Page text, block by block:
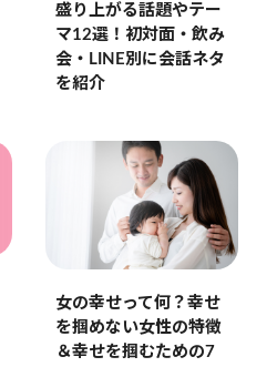
盛り上がる話題やテー
マ12選！初対面・飲み
会・LINE別に会話ネタ
を紹介
女の幸せって何？幸せ
を掴めない女性の特徴
＆幸せを掴むための7